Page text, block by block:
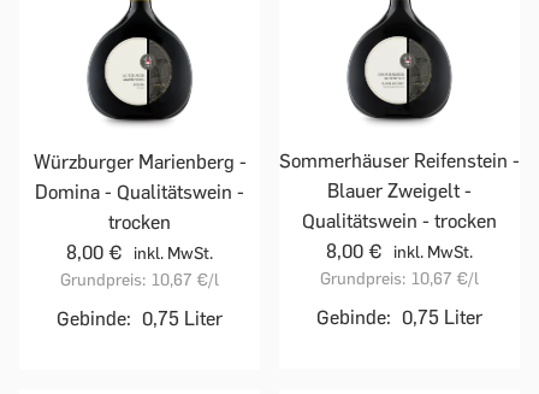
Würzburger Marienberg -
Domina - Qualitätswein -
trocken
8,00 €
inkl. MwSt.
Grundpreis: 10,67 €/l
Gebinde: 0,75 Liter
Sommerhäuser Reifenstein -
Blauer Zweigelt -
Qualitätswein - trocken
8,00 €
inkl. MwSt.
Grundpreis: 10,67 €/l
Gebinde: 0,75 Liter